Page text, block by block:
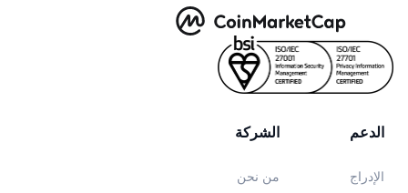
الشركة
من نحن
الدعم
الإدراج